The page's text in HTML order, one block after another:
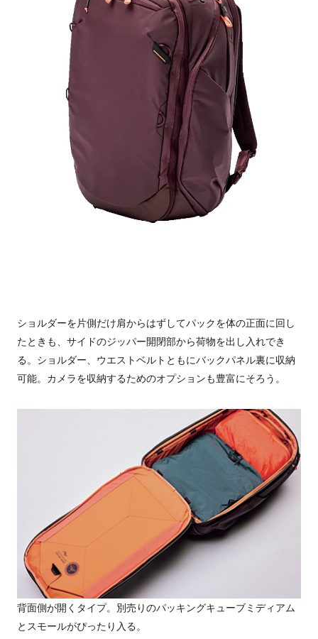
ショルダーを片側だけ肩からはずしてパックを体の正面に回し
たときも、サイドのジッパー開閉部から荷物を出し入れでき
る。ショルダー、ウエストベルトともにバックパネル裏に収納
可能。カメラを収納するためのオプションも豊富にそろう。
背面側が開くタイプ。別売りのパッキングキューブミディアム
とスモールがぴったり入る。